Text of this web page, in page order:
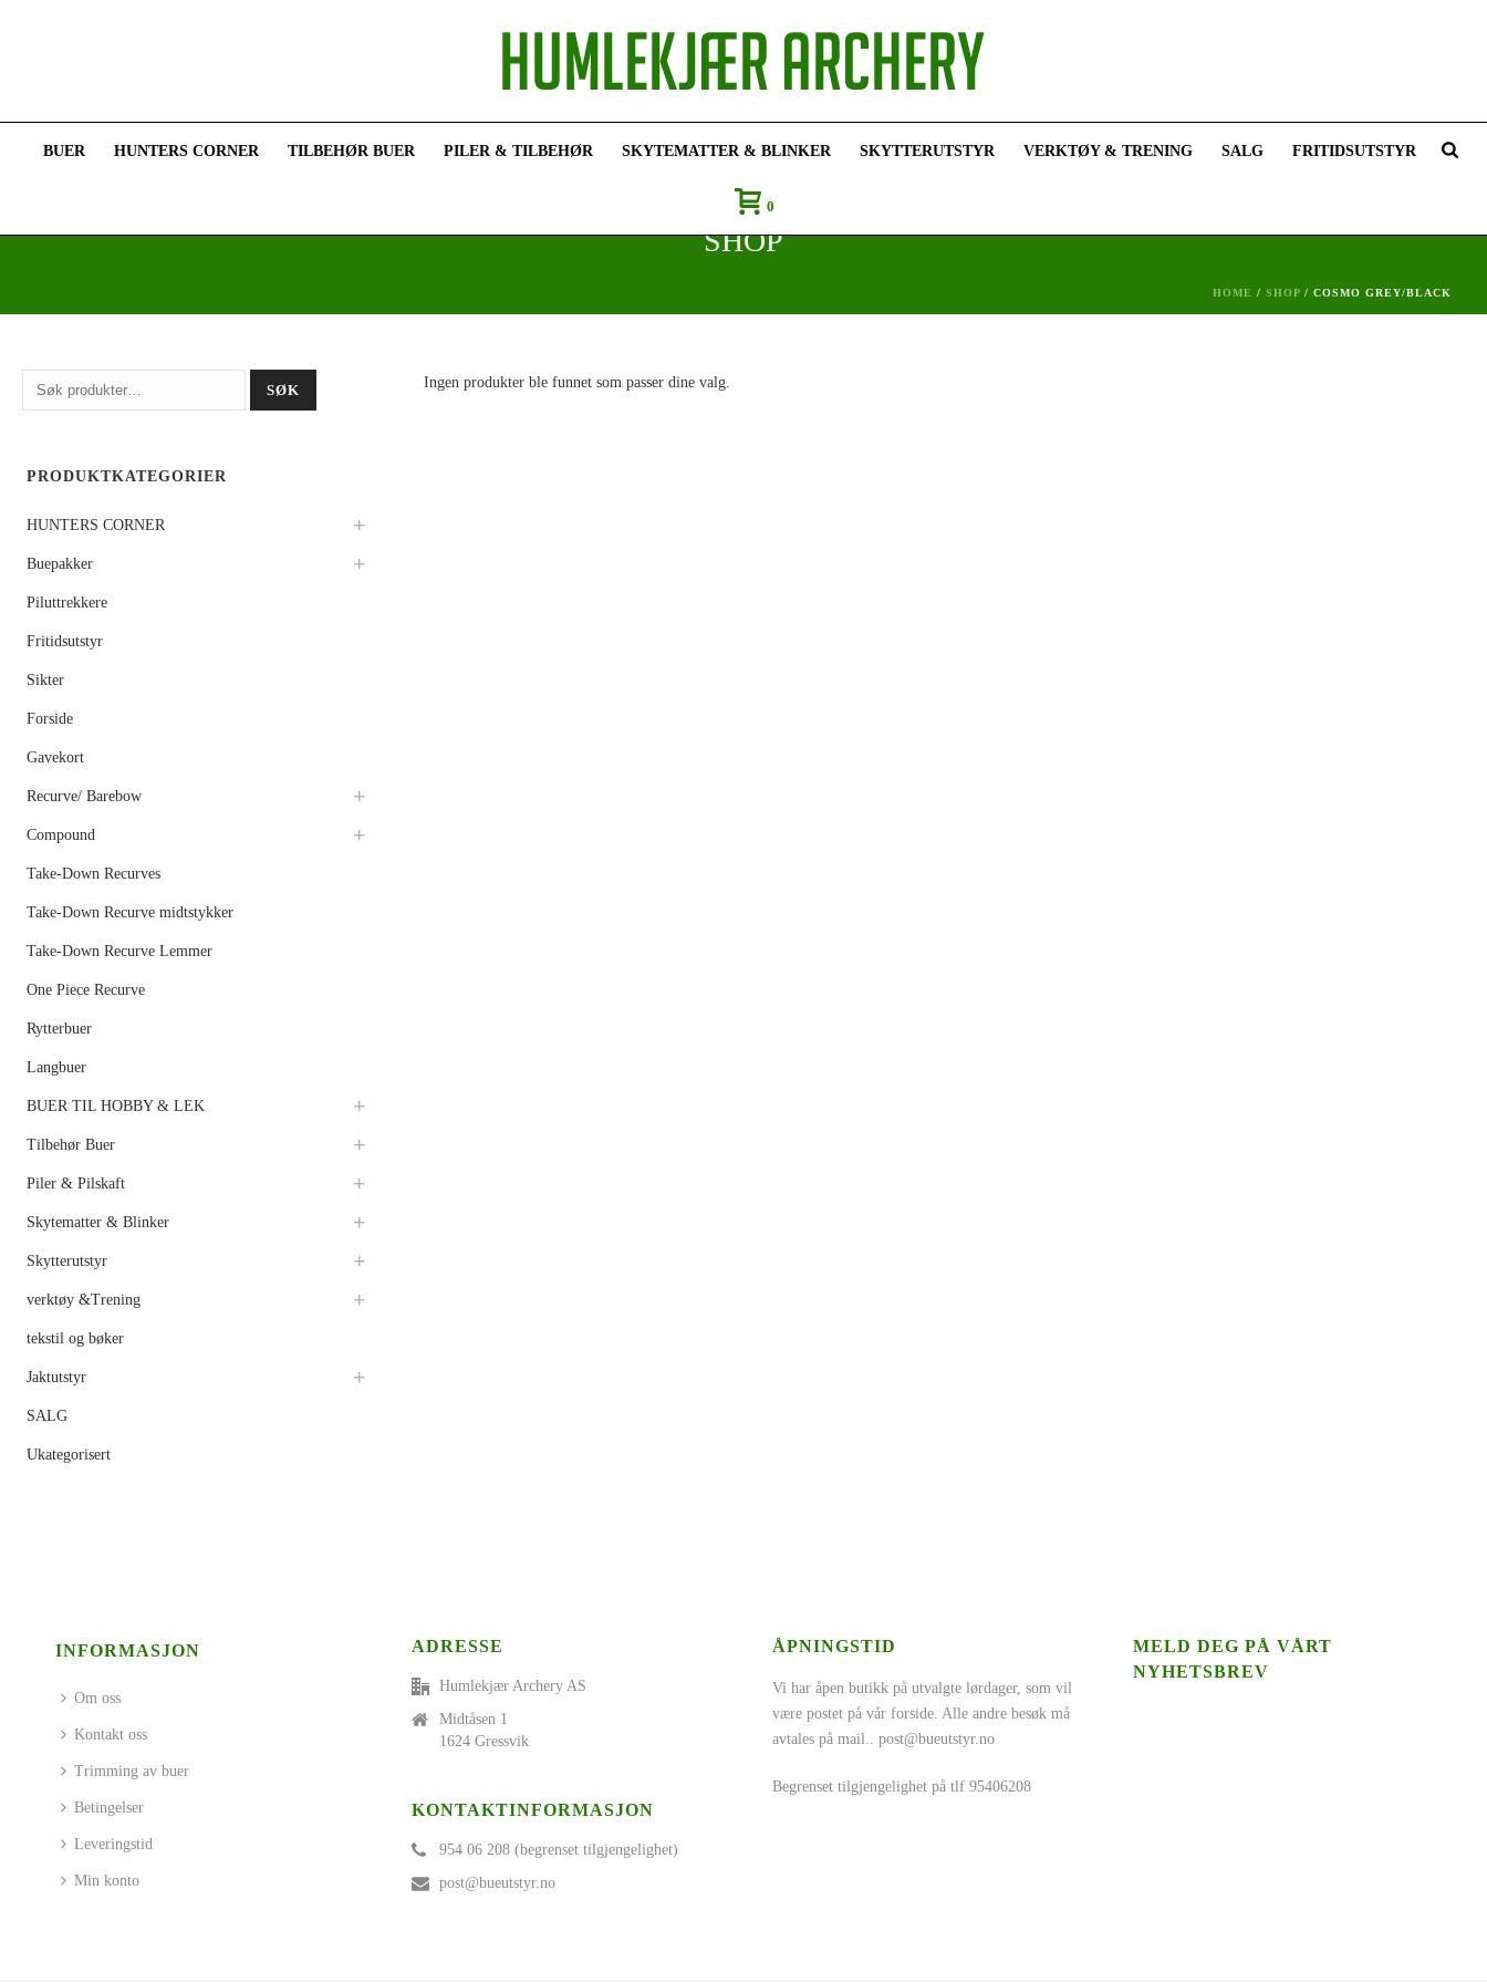
BUER HUNTERS CORNER TILBEHØR BUER PILER & TILBEHØR SKYTEMATTER & BLINKER SKYTTERUTSTYR VERKTØY & TRENING SALG FRITIDSUTSTYR
0
SHOP
HOME / SHOP / COSMO GREY/BLACK
Ingen produkter ble funnet som passer dine valg.
Søk
etter:
SØK
PRODUKTKATEGORIER
HUNTERS CORNER
Buepakker
Piluttrekkere
Fritidsutstyr
Sikter
Forside
Gavekort
Recurve/ Barebow
Compound
Take-Down Recurves
Take-Down Recurve midtstykker
Take-Down Recurve Lemmer
One Piece Recurve
Rytterbuer
Langbuer
BUER TIL HOBBY & LEK
Tilbehør Buer
Piler & Pilskaft
Skytematter & Blinker
Skytterutstyr
verktøy &Trening
tekstil og bøker
Jaktutstyr
SALG
Ukategorisert
INFORMASJON
Om oss
Kontakt oss
Trimming av buer
Betingelser
Leveringstid
Min konto
ADRESSE
Humlekjær Archery AS
Midtåsen 1
1624 Gressvik
KONTAKTINFORMASJON
954 06 208 (begrenset tilgjengelighet)
post@bueutstyr.no
ÅPNINGSTID
Vi har åpen butikk på utvalgte lørdager, som vil
være postet på vår forside. Alle andre besøk må
avtales på mail..post@bueutstyr.no
Begrenset tilgjengelighet på tlf 95406208
MELD DEG PÅ VÅRT
NYHETSBREV